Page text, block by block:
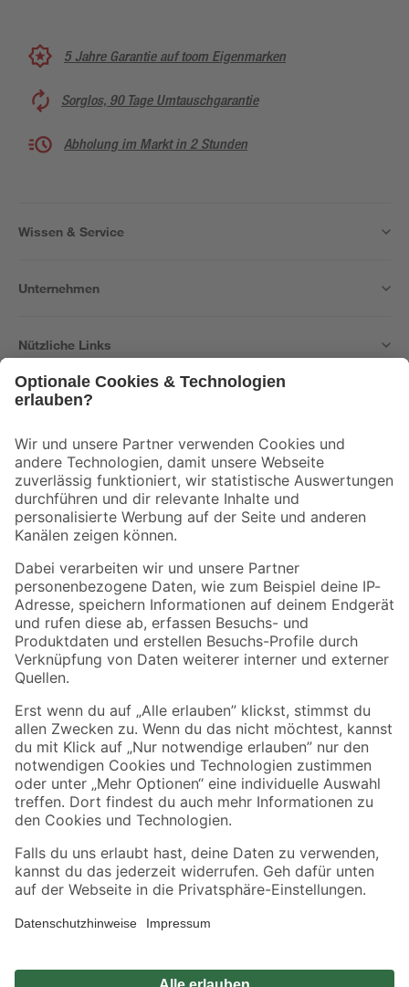
5 Jahre Garantie auf toom Eigenmarken
Sorglos, 90 Tage Umtauschgarantie
Abholung im Markt in 2 Stunden
Wissen & Service
Unternehmen
Nützliche Links
Der toom Newsletter: Keine Angebote und Aktionen mehr verpassen!
Zur Newsletter Anmeldung
Folge uns
Zahlungsarten Versandarten
Sicher einkaufen
Jetzt die toom-App herunterladen
Alle Preisangaben in EUR inkl. gesetzl. MwSt.. Die dargestellten Angebote sind unter
Umständen nicht in allen Märkten verfügbar. Die angegebenen Verfügbarkeiten beziehen
Produkte nur solange der Vorrat reicht.
*Paketversand ab 59 € versandkostenfrei, gilt nicht für Artikel mit Speditionsversand, hier
Privatsphäre Impressum